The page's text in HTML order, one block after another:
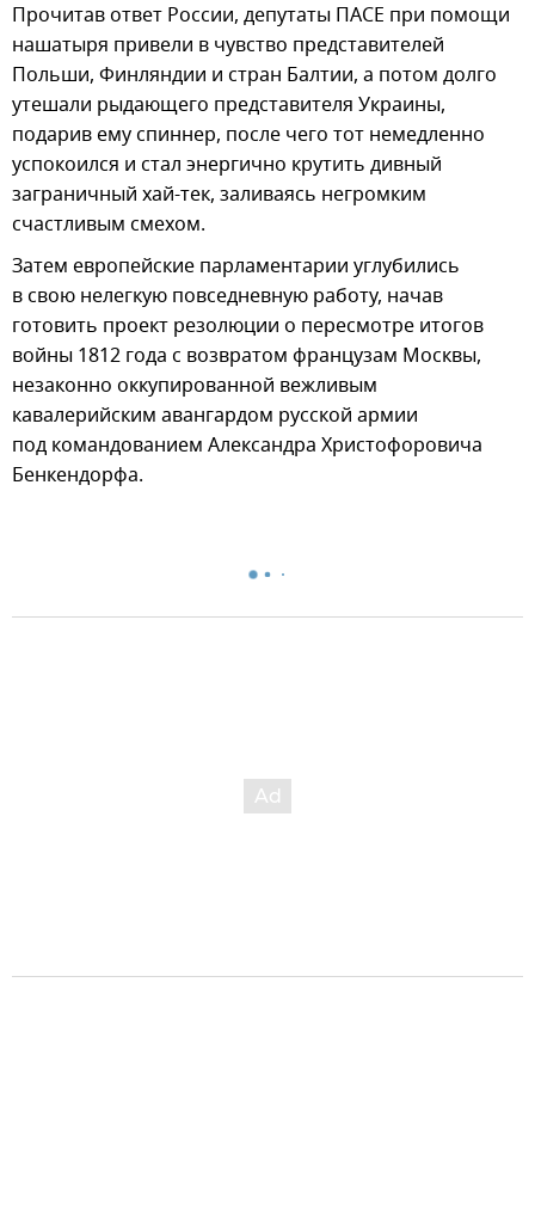
Прочитав ответ России, депутаты ПАСЕ при помощи
нашатыря привели в чувство представителей
Польши, Финляндии и стран Балтии, а потом долго
утешали рыдающего представителя Украины,
подарив ему спиннер, после чего тот немедленно
успокоился и стал энергично крутить дивный
заграничный хай-тек, заливаясь негромким
счастливым смехом.
Затем европейские парламентарии углубились
в свою нелегкую повседневную работу, начав
готовить проект резолюции о пересмотре итогов
войны 1812 года с возвратом французам Москвы,
незаконно оккупированной вежливым
кавалерийским авангардом русской армии
под командованием Александра Христофоровича
Бенкендорфа.